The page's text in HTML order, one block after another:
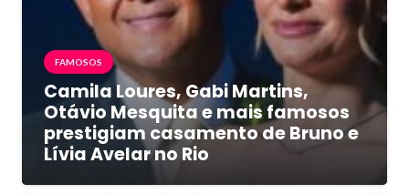
FAMOSOS
Camila Loures, Gabi Martins,
Otávio Mesquita e mais famosos
prestigiam casamento de Bruno e
Lívia Avelar no Rio